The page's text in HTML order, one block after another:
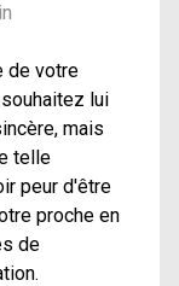
de votre
lui
mais
telle
peur d'être
proche en
de